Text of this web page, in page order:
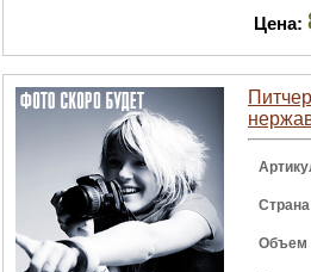
Цена:
Объем